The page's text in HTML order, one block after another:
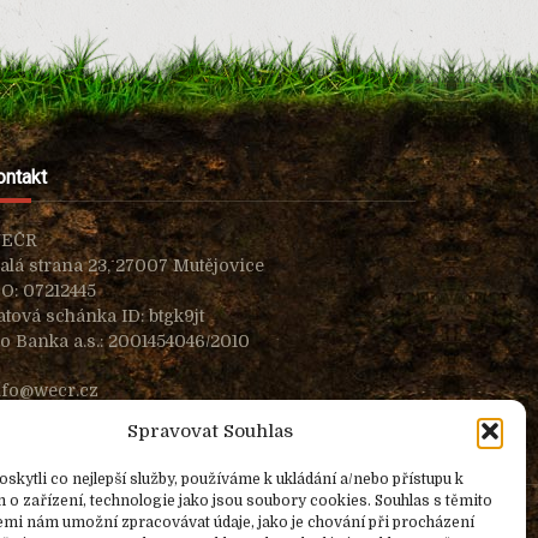
Spravovat Souhlas
co nejlepší služby, používáme k ukládání a/nebo přístupu k
zařízení, technologie jako jsou soubory cookies. Souhlas s těmito
nám umožní zpracovávat údaje, jako je chování při procházení
strana 23, 27007 Mutějovice
07212445
schánka ID: btgk9jt
Banka a.s.: 2001454046/2010